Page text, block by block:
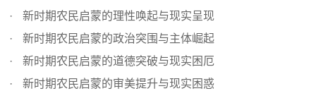
新时期农民启蒙的理性唤起与现实呈现
新时期农民启蒙的政治突围与主体崛起
新时期农民启蒙的道德突破与现实困厄
新时期农民启蒙的审美提升与现实困惑